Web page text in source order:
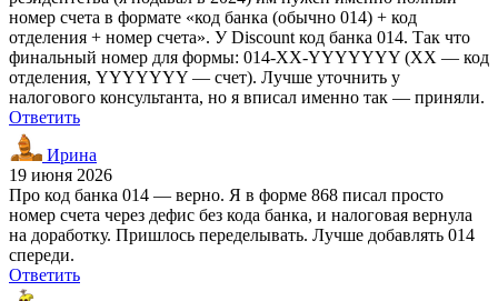
номер счета в формате «код банка (обычно 014) + код
отделения + номер счета». У Discount код банка 014. Так что
финальный номер для формы: 014-XX-YYYYYYY (XX — код
отделения, YYYYYYY — счет). Лучше уточнить у
налогового консультанта, но я вписал именно так — приняли.
Ответить
Ирина
19 июня 2026
Про код банка 014 — верно. Я в форме 868 писал просто
номер счета через дефис без кода банка, и налоговая вернула
на доработку. Пришлось переделывать. Лучше добавлять 014
спереди.
Ответить